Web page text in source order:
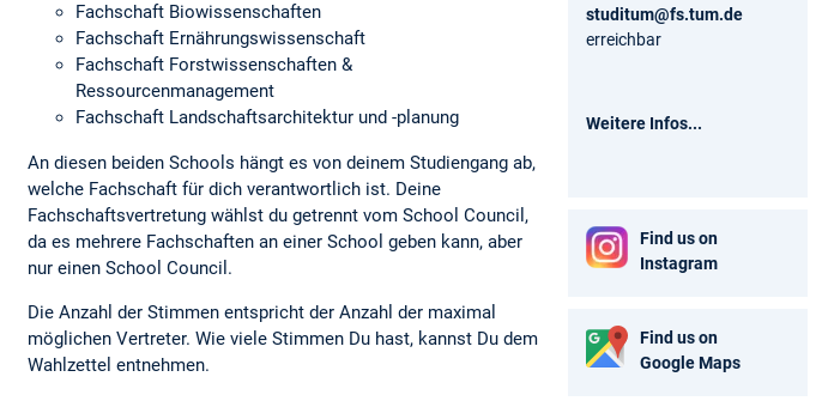
Fachschaft Biowissenschaften
Fachschaft Ernährungswissenschaft
Fachschaft Forstwissenschaften &
Ressourcenmanagement
Fachschaft Landschaftsarchitektur und -planung
An diesen beiden Schools hängt es von deinem Studiengang ab,
welche Fachschaft für dich verantwortlich ist. Deine
Fachschaftsvertretung wählst du getrennt vom School Council,
da es mehrere Fachschaften an einer School geben kann, aber
nur einen School Council.
Die Anzahl der Stimmen entspricht der Anzahl der maximal
möglichen Vertreter. Wie viele Stimmen Du hast, kannst Du dem
Wahlzettel entnehmen.
studitum@fs.tum.de
erreichbar
Weitere Infos...
Find us on
Instagram
Find us on
Google Maps